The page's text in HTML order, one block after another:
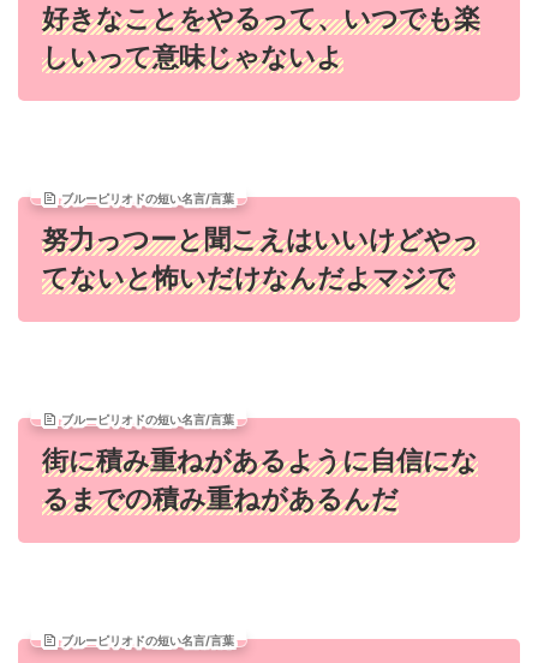
好きなことをやるって、いつでも楽
しいって意味じゃないよ
ブルーピリオドの短い名言/言葉
努力っつーと聞こえはいいけどやっ
てないと怖いだけなんだよマジで
ブルーピリオドの短い名言/言葉
街に積み重ねがあるように自信にな
るまでの積み重ねがあるんだ
ブルーピリオドの短い名言/言葉